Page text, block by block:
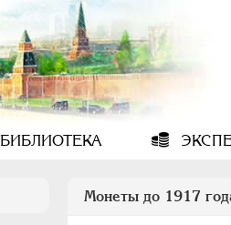
БИБЛИОТЕКА
Монеты до 1917